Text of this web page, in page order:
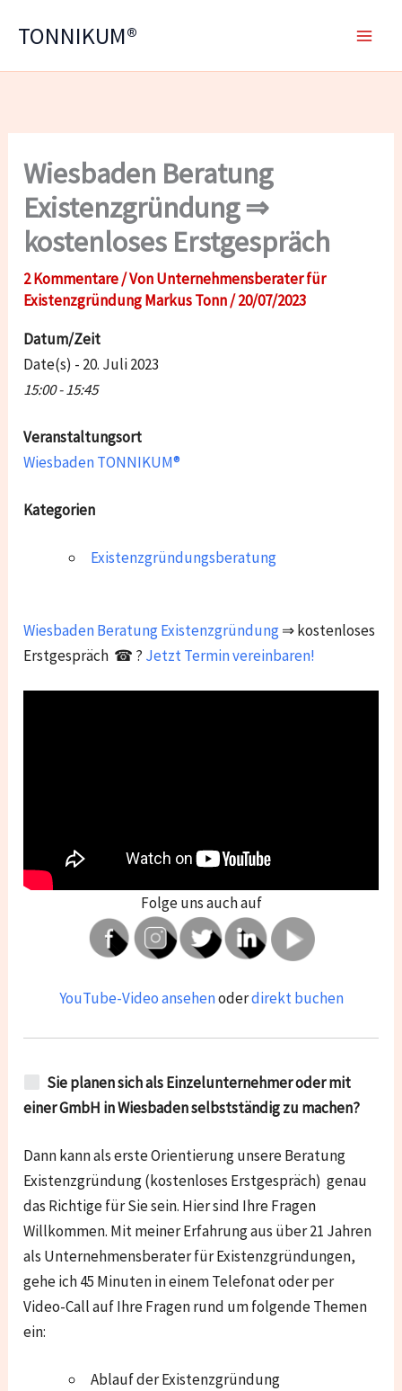
InhaltTONNIKUM®
Wiesbaden Beratung
Existenzgründung ⇒
kostenloses Erstgespräch
2 Kommentare/ VonUnternehmensberater für
Existenzgründung Markus Tonn/20/07/2023
Datum/Zeit
Date(s) - 20. Juli 2023
15:00 - 15:45
Veranstaltungsort
Wiesbaden TONNIKUM®
Kategorien
Existenzgründungsberatung
WiesbadenBeratung Existenzgründung⇒ kostenloses
Erstgespräch ☎ ? Jetzt Termin vereinbaren!
Folge uns auch auf
YouTube-Video ansehenoderdirekt buchen
Sie planen sich als Einzelunternehmer oder mit
einer GmbH inWiesbadenselbstständig zu machen?
Dann kann als erste Orientierung unsere Beratung
Existenzgründung (kostenloses Erstgespräch) genau
das Richtige für Sie sein. Hier sind Ihre Fragen
Willkommen. Mit meiner Erfahrung aus über 21 Jahren
als Unternehmensberater für Existenzgründungen,
gehe ich 45 Minuten in einem Telefonat oder per
Video-Call auf Ihre Fragen rund um folgende Themen
ein:
Ablauf der Existenzgründung